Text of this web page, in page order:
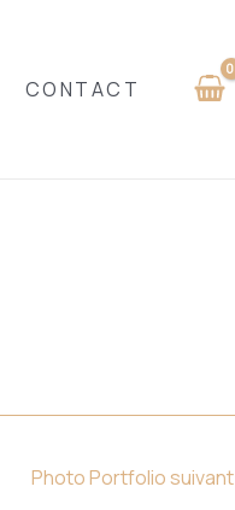
CONTACT
Photo Portfolio suivant